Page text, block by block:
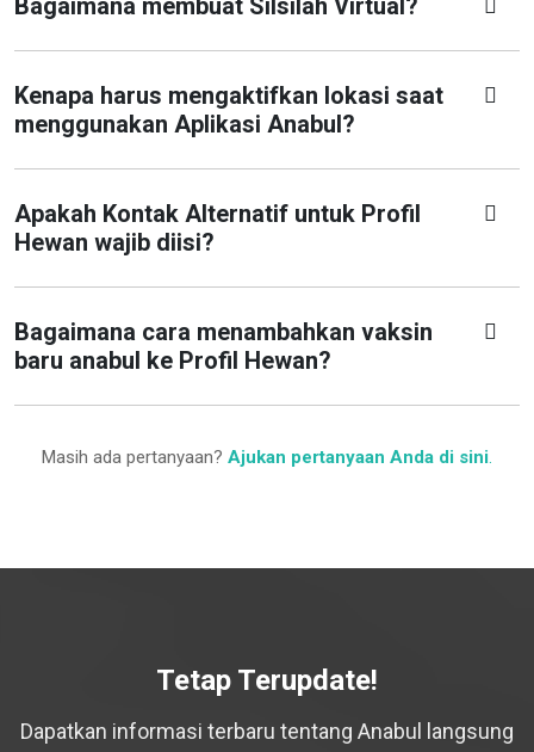
Bagaimana membuat Silsilah Virtual?
Kenapa harus mengaktifkan lokasi saat
menggunakan Aplikasi Anabul?
Apakah Kontak Alternatif untuk Profil
Hewan wajib diisi?
Bagaimana cara menambahkan vaksin
baru anabul ke Profil Hewan?
Masih ada pertanyaan? Ajukan pertanyaan Anda di sini.
Tetap Terupdate!
Dapatkan informasi terbaru tentang Anabul langsung